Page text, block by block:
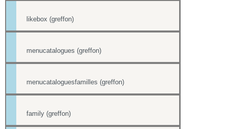
likebox (greffon)
menucatalogues (greffon)
menucataloguesfamilles (greffon)
family (greffon)